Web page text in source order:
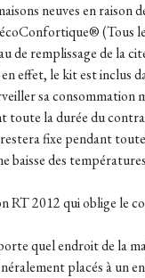
neuves en raison
(Tous
de remplissage de la
effet, le kit est
sa consommation
toute la durée du
fixe pendant
des
2012 qui oblige le
quel endroit de la
placés à un